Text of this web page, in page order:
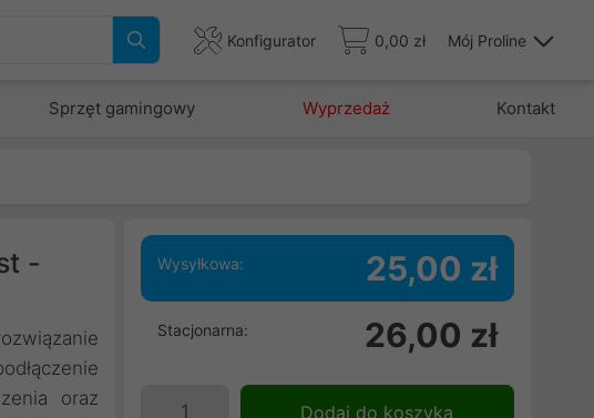
Konfigurator 0,00 zł Mój Proline
Sprzęt gamingowy Wyprzedaż Kontakt
-
oraz
Wysyłkowa: 25,00 zł
Stacjonarna: 26,00 zł
Dodaj do koszyka